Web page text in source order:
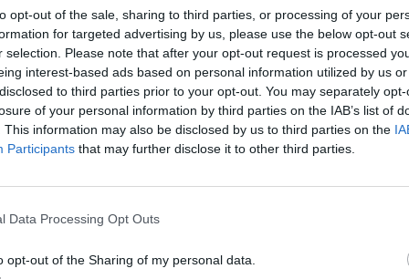
opt-out of the sale, sharing to third parties, or processing of your
for targeted advertising by us, please use the below opt-out
selection. Please note that after your opt-out request is processed
interest-based ads based on personal information utilized by us
to third parties prior to your opt-out. You may separately
of your personal information by third parties on the IAB’s list of
This information may also be disclosed by us to third parties on the
Participants that may further disclose it to other third parties.
Data Processing Opt Outs
opt-out of the Sharing of my personal data.
2019/07/rischio-siccita-lago-maggiore-
del-2007/843127/
il Parco del Ticino a torna alla
il livello del Lago venga tenuto sempre
sopra lo zero.«L’andamento di
-continua Peja- confermano
di non perdere a causa della siccità
importanti e, soprattutto,